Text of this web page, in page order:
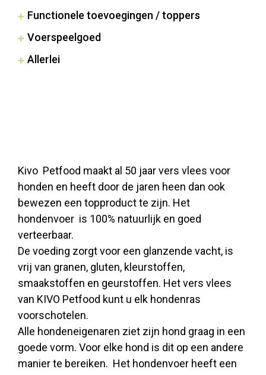
Kivo Petfood maakt al 50 jaar vers vlees voor
honden en heeft door de jaren heen dan ook
bewezen een topproduct te zijn. Het
hondenvoer is 100% natuurlijk en goed
verteerbaar.
De voeding zorgt voor een glanzende vacht, is
vrij van granen, gluten, kleurstoffen,
smaakstoffen en geurstoffen. Het vers vlees
van KIVO Petfood kunt u elk hondenras
voorschotelen.
Alle hondeneigenaren ziet zijn hond graag in een
goede vorm. Voor elke hond is dit op een andere
manier te bereiken. Het hondenvoer heeft een
Functionele toevoegingen / toppers
Voerspeelgoed
Allerlei